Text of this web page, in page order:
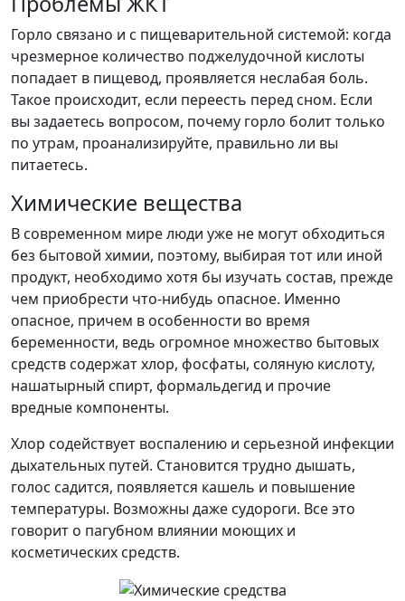
Горло связано и с пищеварительной системой: когда
чрезмерное количество поджелудочной кислоты
попадает в пищевод, проявляется неслабая боль.
Такое происходит, если переесть перед сном. Если
вы задаетесь вопросом, почему горло болит только
по утрам, проанализируйте, правильно ли вы
питаетесь.
Химические вещества
В современном мире люди уже не могут обходиться
без бытовой химии, поэтому, выбирая тот или иной
продукт, необходимо хотя бы изучать состав, прежде
чем приобрести что-нибудь опасное. Именно
опасное, причем в особенности во время
беременности, ведь огромное множество бытовых
средств содержат хлор, фосфаты, соляную кислоту,
нашатырный спирт, формальдегид и прочие
вредные компоненты.
Хлор содействует воспалению и серьезной инфекции
дыхательных путей. Становится трудно дышать,
голос садится, появляется кашель и повышение
температуры. Возможны даже судороги. Все это
говорит о пагубном влиянии моющих и
косметических средств.